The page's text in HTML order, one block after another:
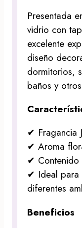
Presentada
vidrio con
excelente
diseño
dormitorios,
baños y
✔ Fragancia
✔ Aroma
✔ Contenido
✔ Ideal para
diferentes
Beneficios